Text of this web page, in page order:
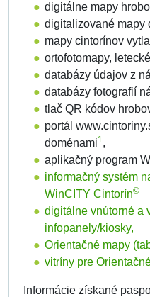
digitálne mapy
digitalizované mapy
mapy cintorínov
ortofotomapy,
databázy údajov z
databázy fotografií
tlač QR kódov
portál
doménami1,
aplikačný program
informačný systém
WinCITY Cintorín©
digitálne vnútorné a
infopanely/kiosky,
Orientačné mapy
vitríny pre
Informácie získané